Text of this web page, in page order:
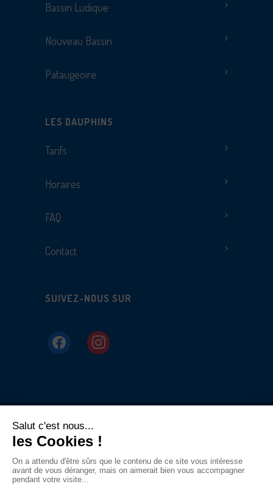
Bassin Ludique
Nouveau Bassin
Pataugeoire
LES DAUPHINS
Tarifs
Horaires
FAQ
Contact
SUIVEZ-NOUS SUR
facebook instagram
confidentialité